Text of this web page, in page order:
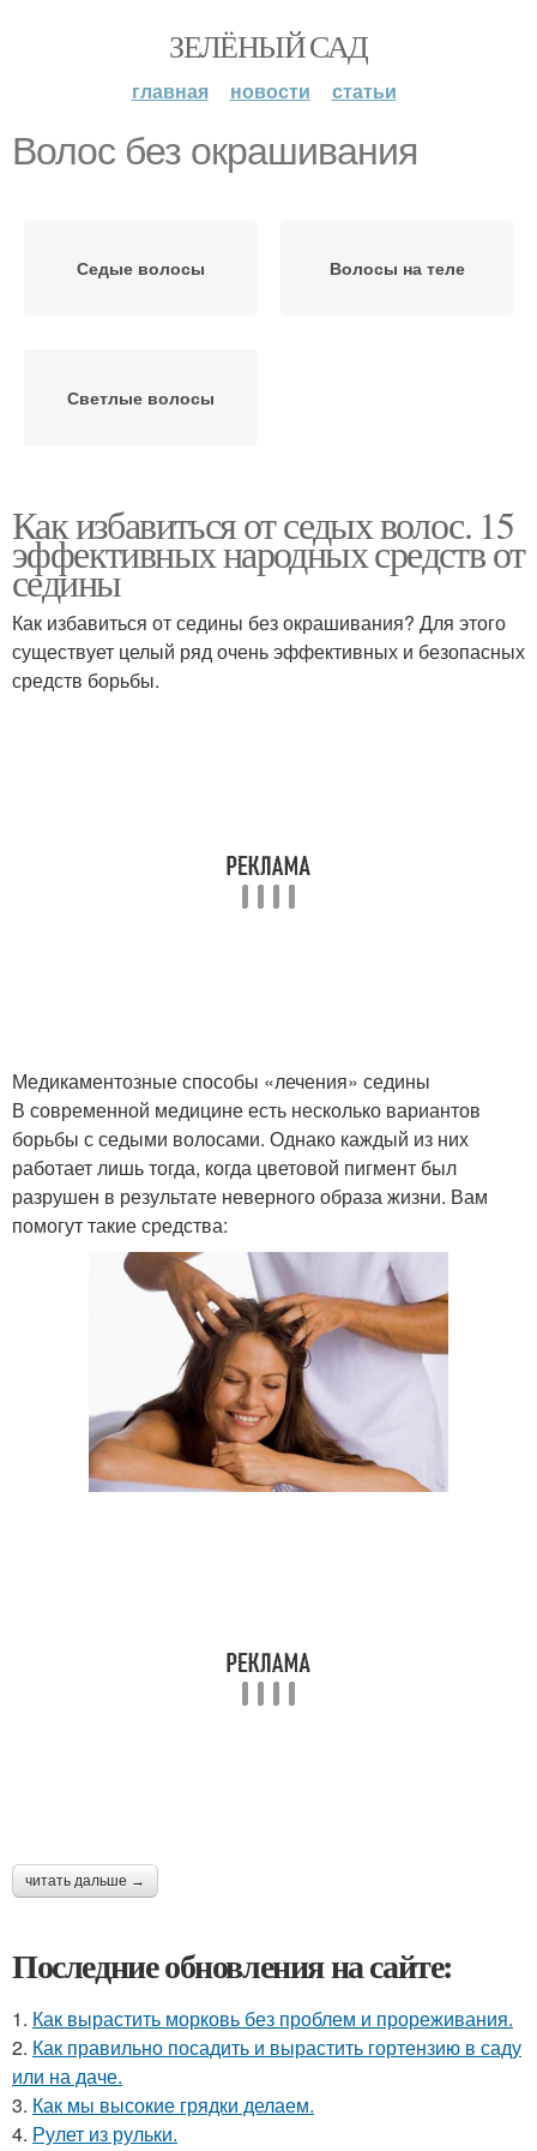
ЗЕЛЁНЫЙ САД
главная новости статьи
Волос без окрашивания
Седые волосы Волосы на теле
Светлые волосы
Как избавиться от седых волос. 15
эффективных народных средств от
седины
Как избавиться от седины без окрашивания? Для этого
существует целый ряд очень эффективных и безопасных
средств борьбы.
Медикаментозные способы «лечения» седины
В современной медицине есть несколько вариантов
борьбы с седыми волосами. Однако каждый из них
работает лишь тогда, когда цветовой пигмент был
разрушен в результате неверного образа жизни. Вам
помогут такие средства:
читать дальше →
Последние обновления на сайте:
1. Как вырастить морковь без проблем и прореживания.
2. Как правильно посадить и вырастить гортензию в саду
или на даче.
3. Как мы высокие грядки делаем.
4. Рулет из рульки.